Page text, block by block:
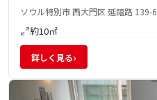
ソウル特別市 西大門区 延禧路 139-6
約10㎡
詳しく見る›